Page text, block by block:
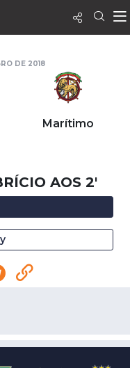
DE 2018
Marítimo
AOS 2'